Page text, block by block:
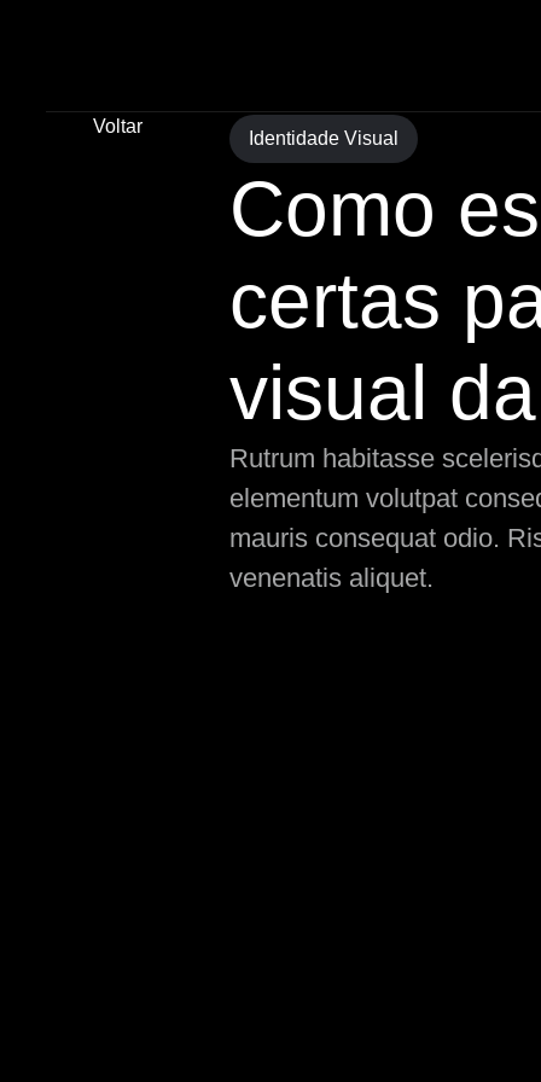
Voltar
Identidade Visual
Como
certas
visual
Rutrum habitasse
elementum volutpat
mauris consequat odio.
venenatis aliquet.